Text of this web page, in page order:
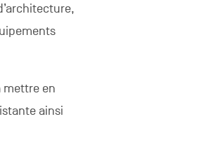
mettre en
ainsi